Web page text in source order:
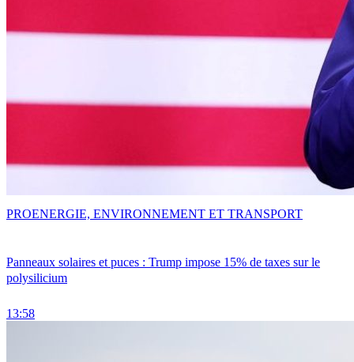
Panneaux solaires et puces : Trump impose 15% de taxes sur le
polysilicium
13:58
PROENERGIE, ENVIRONNEMENT ET TRANSPORT